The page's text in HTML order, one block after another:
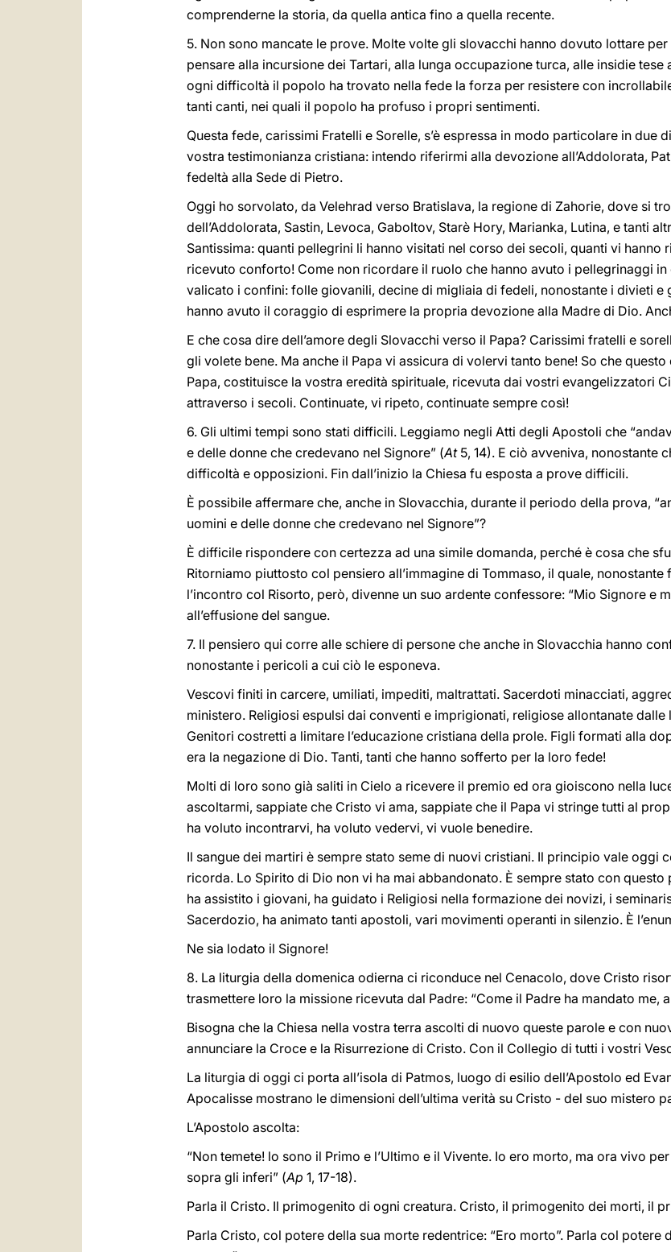
comprenderne la storia, da quella antica fino a quella recente.
5. Non sono mancate le prove. Molte volte gli slovacchi hanno dovuto lottare
pensare alla incursione dei Tartari, alla lunga occupazione turca, alle insidie
ogni difficoltà il popolo ha trovato nella fede la forza per resistere con
tanti canti, nei quali il popolo ha profuso i propri sentimenti.
Questa fede, carissimi Fratelli e Sorelle, s’è espressa in modo particolare in due
vostra testimonianza cristiana: intendo riferirmi alla devozione all’Addolorata,
fedeltà alla Sede di Pietro.
Oggi ho sorvolato, da Velehrad verso Bratislava, la regione di Zahorie, dove si
dell’Addolorata, Sastin, Levoca, Gaboltov, Starè Hory, Marianka, Lutina, e tanti
Santissima: quanti pellegrini li hanno visitati nel corso dei secoli, quanti vi hanno
ricevuto conforto! Come non ricordare il ruolo che hanno avuto i pellegrinaggi in
valicato i confini: folle giovanili, decine di migliaia di fedeli, nonostante i divieti e
hanno avuto il coraggio di esprimere la propria devozione alla Madre di Dio.
E che cosa dire dell’amore degli Slovacchi verso il Papa? Carissimi fratelli e
gli volete bene. Ma anche il Papa vi assicura di volervi tanto bene! So che
Papa, costituisce la vostra eredità spirituale, ricevuta dai vostri evangelizzatori
attraverso i secoli. Continuate, vi ripeto, continuate sempre così!
6. Gli ultimi tempi sono stati difficili. Leggiamo negli Atti degli Apostoli che
e delle donne che credevano nel Signore” (At5, 14). E ciò avveniva, nonostante
difficoltà e opposizioni. Fin dall’inizio la Chiesa fu esposta a prove difficili.
È possibile affermare che, anche in Slovacchia, durante il periodo della prova,
uomini e delle donne che credevano nel Signore”?
È difficile rispondere con certezza ad una simile domanda, perché è cosa che
Ritorniamo piuttosto col pensiero all’immagine di Tommaso, il quale,
l’incontro col Risorto, però, divenne un suo ardente confessore: “Mio Signore e
all’effusione del sangue.
7. Il pensiero qui corre alle schiere di persone che anche in Slovacchia hanno
nonostante i pericoli a cui ciò le esponeva.
Vescovi finiti in carcere, umiliati, impediti, maltrattati. Sacerdoti minacciati,
ministero. Religiosi espulsi dai conventi e imprigionati, religiose allontanate
Genitori costretti a limitare l’educazione cristiana della prole. Figli formati alla
era la negazione di Dio. Tanti, tanti che hanno sofferto per la loro fede!
Molti di loro sono già saliti in Cielo a ricevere il premio ed ora gioiscono nella
ascoltarmi, sappiate che Cristo vi ama, sappiate che il Papa vi stringe tutti al
ha voluto incontrarvi, ha voluto vedervi, vi vuole benedire.
Il sangue dei martiri è sempre stato seme di nuovi cristiani. Il principio vale oggi
ricorda. Lo Spirito di Dio non vi ha mai abbandonato. È sempre stato con
ha assistito i giovani, ha guidato i Religiosi nella formazione dei novizi, i
Sacerdozio, ha animato tanti apostoli, vari movimenti operanti in silenzio. È
Ne sia lodato il Signore!
8. La liturgia della domenica odierna ci riconduce nel Cenacolo, dove Cristo
trasmettere loro la missione ricevuta dal Padre: “Come il Padre ha mandato me,
Bisogna che la Chiesa nella vostra terra ascolti di nuovo queste parole e con
annunciare la Croce e la Risurrezione di Cristo. Con il Collegio di tutti i vostri
La liturgia di oggi ci porta all’isola di Patmos, luogo di esilio dell’Apostolo ed
Apocalisse mostrano le dimensioni dell’ultima verità su Cristo - del suo mistero
L’Apostolo ascolta:
“Non temete! lo sono il Primo e l’Ultimo e il Vivente. Io ero morto, ma ora vivo
sopra gli inferi” (Ap 1, 17-18).
Parla il Cristo. Il primogenito di ogni creatura. Cristo, il primogenito dei morti, il
Parla Cristo, col potere della sua morte redentrice: “Ero morto”. Parla col potere